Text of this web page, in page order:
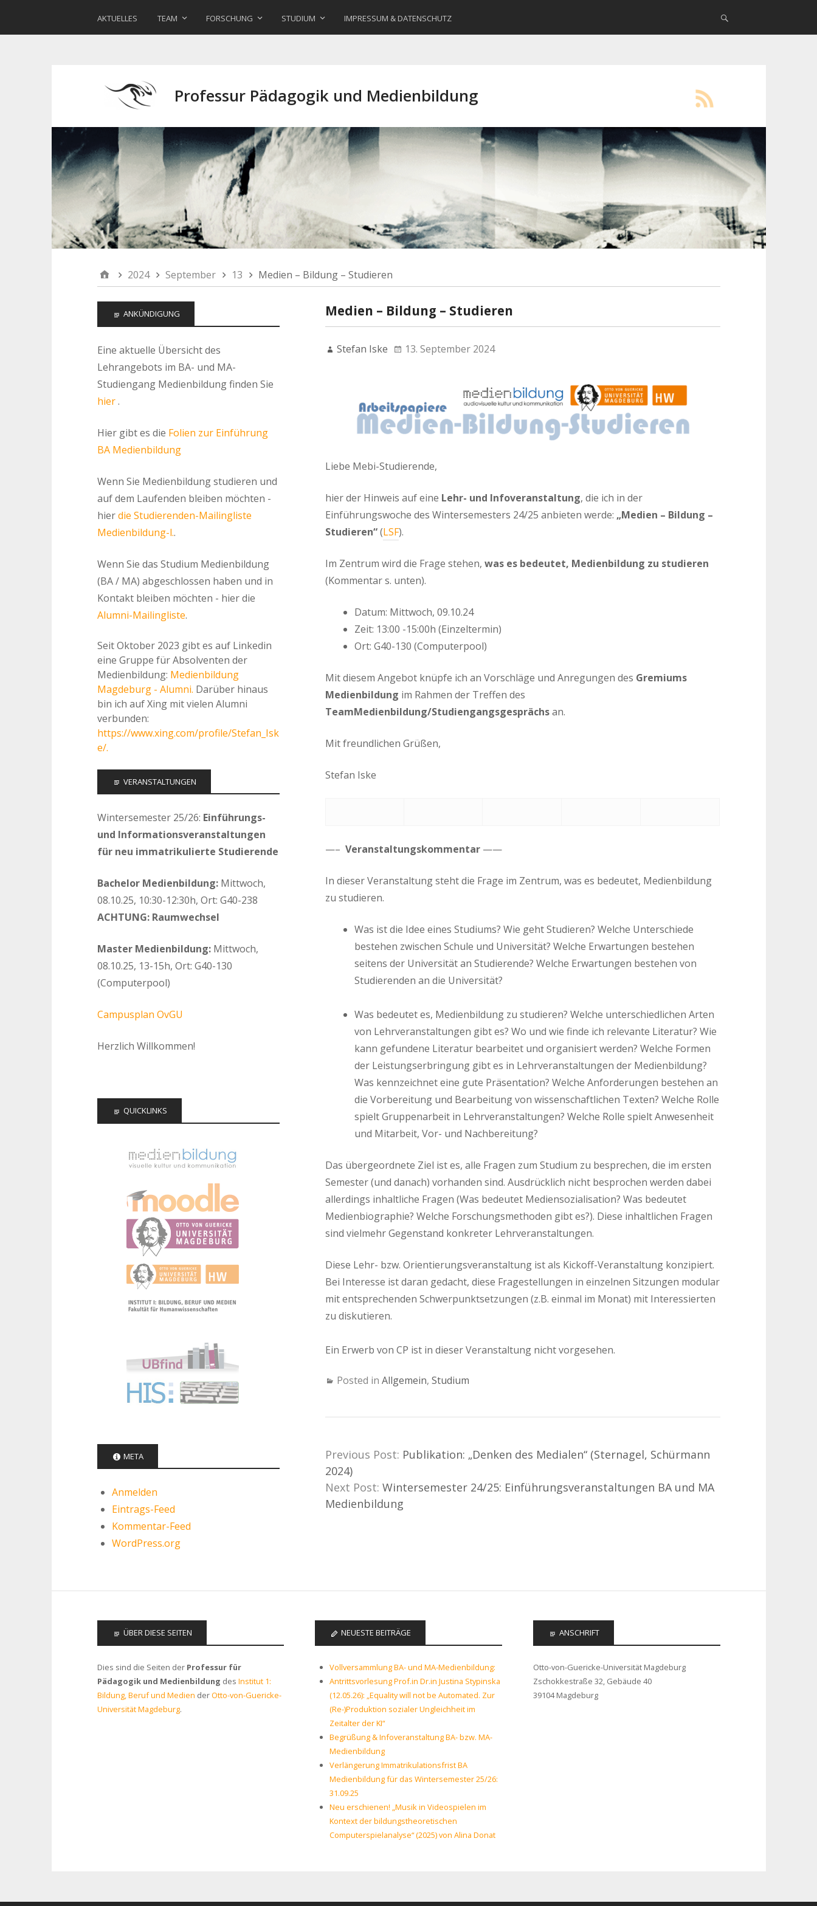
AKTUELLES TEAM FORSCHUNG STUDIUM IMPRESSUM & DATENSCHUTZ
Professur Pädagogik und Medienbildung
2024 September 13 Medien – Bildung – Studieren
Medien – Bildung – Studieren
Stefan Iske 13. September 2024
Liebe Mebi-Studierende,
hier der Hinweis auf eine Lehr- und Infoveranstaltung, die ich in der
Einführungswoche des Wintersemesters 24/25 anbieten werde: „Medien – Bildung –
Studieren“(LSF).
Im Zentrum wird die Frage stehen, was es bedeutet, Medienbildung zu studieren
(Kommentar s. unten).
Datum: Mittwoch, 09.10.24
Zeit: 13:00 -15:00h (Einzeltermin)
Ort: G40-130 (Computerpool)
Mit diesem Angebot knüpfe ich an Vorschläge und Anregungen des Gremiums
Medienbildung im Rahmen der Treffen des
TeamMedienbildung/Studiengangsgesprächsan.
Mit freundlichen Grüßen,
Stefan Iske
—– Veranstaltungskommentar——
In dieser Veranstaltung steht die Frage im Zentrum, was es bedeutet, Medienbildung
zu studieren.
Was ist die Idee eines Studiums? Wie geht Studieren? Welche Unterschiede
bestehen zwischen Schule und Universität? Welche Erwartungen bestehen
seitens der Universität an Studierende? Welche Erwartungen bestehen von
Studierenden an die Universität?
Was bedeutet es, Medienbildung zu studieren? Welche unterschiedlichen Arten
von Lehrveranstaltungen gibt es? Wo und wie finde ich relevante Literatur? Wie
kann gefundene Literatur bearbeitet und organisiert werden? Welche Formen
der Leistungserbringung gibt es in Lehrveranstaltungen der Medienbildung?
Was kennzeichnet eine gute Präsentation? Welche Anforderungen bestehen an
die Vorbereitung und Bearbeitung von wissenschaftlichen Texten? Welche Rolle
spielt Gruppenarbeit in Lehrveranstaltungen? Welche Rolle spielt Anwesenheit
und Mitarbeit, Vor- und Nachbereitung?
Das übergeordnete Ziel ist es, alle Fragen zum Studium zu besprechen, die im ersten
Semester (und danach) vorhanden sind. Ausdrücklich nicht besprochen werden dabei
allerdings inhaltliche Fragen (Was bedeutet Mediensozialisation? Was bedeutet
Medienbiographie? Welche Forschungsmethoden gibt es?). Diese inhaltlichen Fragen
sind vielmehr Gegenstand konkreter Lehrveranstaltungen.
Diese Lehr- bzw. Orientierungsveranstaltung ist als Kickoff-Veranstaltung konzipiert.
Bei Interesse ist daran gedacht, diese Fragestellungen in einzelnen Sitzungen modular
mit entsprechenden Schwerpunktsetzungen (z.B. einmal im Monat) mit Interessierten
zu diskutieren.
Ein Erwerb von CP ist in dieser Veranstaltung nicht vorgesehen.
Posted in Allgemein, Studium
Previous Post: Publikation: „Denken des Medialen“ (Sternagel, Schürmann
2024)
Next Post: Wintersemester 24/25: Einführungsveranstaltungen BA und MA
Medienbildung
ANKÜNDIGUNG
Eine aktuelle Übersicht des
Lehrangebots im BA- und MA-
Studiengang Medienbildung finden Sie
hier.
Hier gibt es die Folien zur Einführung
BA Medienbildung
Wenn Sie Medienbildung studieren und
auf dem Laufenden bleiben möchten -
hierdie Studierenden-Mailingliste
Medienbildung-l..
Wenn Sie das Studium Medienbildung
(BA / MA) abgeschlossen haben und in
Kontakt bleiben möchten - hier die
Alumni-Mailingliste.
Seit Oktober 2023 gibt es auf Linkedin
eine Gruppe für Absolventen der
Medienbildung: Medienbildung
Magdeburg - Alumni. Darüber hinaus
bin ich auf Xing mit vielen Alumni
verbunden:
https://www.xing.com/profile/Stefan_Isk
e/.
VERANSTALTUNGEN
Wintersemester 25/26: Einführungs-
und Informationsveranstaltungen
für neu immatrikulierte Studierende
Bachelor Medienbildung: Mittwoch,
08.10.25, 10:30-12:30h, Ort: G40-238
ACHTUNG: Raumwechsel
Master Medienbildung: Mittwoch,
08.10.25, 13-15h, Ort: G40-130
(Computerpool)
Campusplan OvGU
Herzlich Willkommen!
QUICKLINKS
META
Anmelden
Eintrags-Feed
Kommentar-Feed
WordPress.org
ÜBER DIESE SEITEN
Dies sind die Seiten der Professur für
Pädagogik und Medienbildung des Institut 1:
Bildung, Beruf und Medien derOtto-von-Guericke-
Universität Magdeburg.
NEUESTE BEITRÄGE
Vollversammlung BA- und MA-Medienbildung:
Antrittsvorlesung Prof.in Dr.in Justina Stypinska
(12.05.26): „Equality will not be Automated. Zur
(Re-)Produktion sozialer Ungleichheit im
Zeitalter der KI“
Begrüßung & Infoveranstaltung BA- bzw. MA-
Medienbildung
Verlängerung Immatrikulationsfrist BA
Medienbildung für das Wintersemester 25/26:
31.09.25
Neu erschienen! „Musik in Videospielen im
Kontext der bildungstheoretischen
Computerspielanalyse“ (2025) von Alina Donat
ANSCHRIFT
Otto-von-Guericke-Universität Magdeburg
Zschokkestraße 32, Gebäude 40
39104 Magdeburg